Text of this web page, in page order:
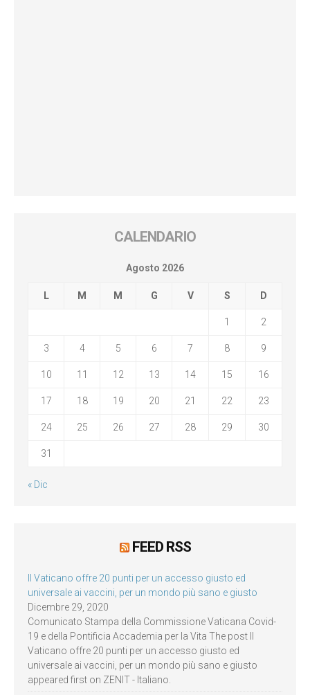
CALENDARIO
Agosto 2026
L M M G V S D
1 2
3 4 5 6 7 8 9
10 11 12 13 14 15 16
17 18 19 20 21 22 23
24 25 26 27 28 29 30
31
« Dic
FEED RSS
Il Vaticano offre 20 punti per un accesso giusto ed
universale ai vaccini, per un mondo più sano e giusto
Dicembre 29, 2020
Comunicato Stampa della Commissione Vaticana Covid-
19 e della Pontificia Accademia per la Vita The post Il
Vaticano offre 20 punti per un accesso giusto ed
universale ai vaccini, per un mondo più sano e giusto
appeared first on ZENIT - Italiano.